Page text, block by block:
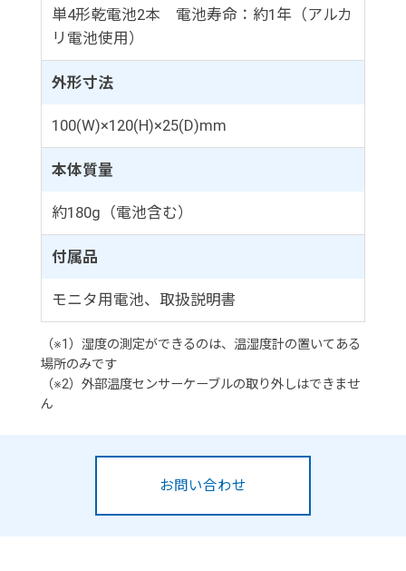
単4形乾電池2本 電池寿命：約1年（アルカ
リ電池使用）
外形寸法
100(W)×120(H)×25(D)mm
本体質量
約180g（電池含む）
付属品
モニタ用電池、取扱説明書
（※1）湿度の測定ができるのは、温湿度計の置いてある
場所のみです
（※2）外部温度センサーケーブルの取り外しはできませ
ん
お問い合わせ